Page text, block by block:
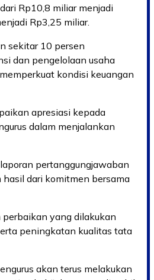
Rp10,8 miliar menjadi
Rp3,25 miliar.
sekitar 10 persen
dan pengelolaan usaha
kondisi keuangan
apresiasi kepada
dalam menjalankan
pertanggungjawaban
dari komitmen bersama
yang dilakukan
peningkatan kualitas tata
akan terus melakukan